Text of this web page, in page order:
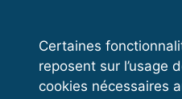
Certaines
reposent sur l’usage
cookies nécessaires
VOS